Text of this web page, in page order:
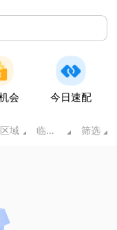
会 今日速配
区域 临床医学类 筛选